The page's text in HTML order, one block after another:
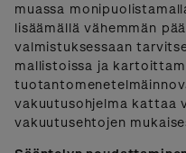
muassa
lisäämällä vähemmän
valmistuksessaan
mallistoissa ja
vakuutusohjelma kattaa
vakuutusehtojen